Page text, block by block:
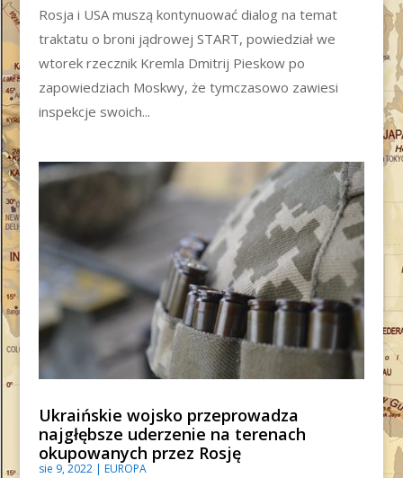
Rosja i USA muszą kontynuować dialog na temat
traktatu o broni jądrowej START, powiedział we
wtorek rzecznik Kremla Dmitrij Pieskow po
zapowiedziach Moskwy, że tymczasowo zawiesi
inspekcje swoich...
Ukraińskie wojsko przeprowadza
najgłębsze uderzenie na terenach
okupowanych przez Rosję
sie 9, 2022| EUROPA